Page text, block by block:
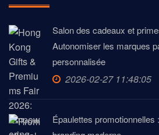
Salon des cadeaux et
Autonomiser les marques
personnalisée
2026-02-27 11:48:05
Épaulettes promotionnelles